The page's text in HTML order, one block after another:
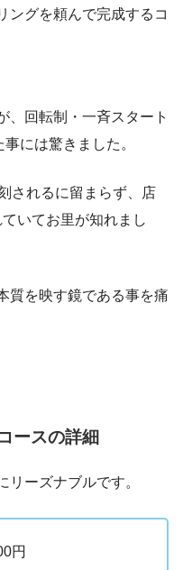
ングを頼んで完成するコ
、回転制・一斉スタート
には驚きました。
されるに留まらず、店
いてお里が知れまし
質を映す鏡である事を痛
ースの詳細
リーズナブルです。
円